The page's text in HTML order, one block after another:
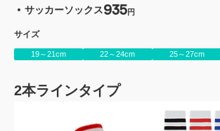
サッカーソックス935円
サイズ
19～21cm 22～24cm 25～27cm
2本ラインタイプ